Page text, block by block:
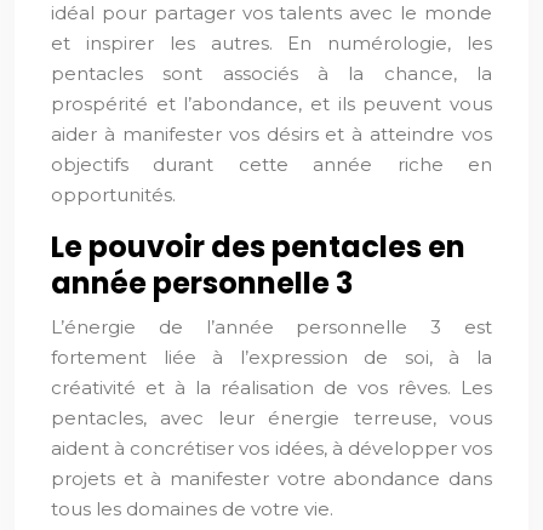
idéal pour partager vos talents avec le monde
et inspirer les autres. En numérologie, les
pentacles sont associés à la chance, la
prospérité et l’abondance, et ils peuvent vous
aider à manifester vos désirs et à atteindre vos
objectifs durant cette année riche en
opportunités.
Le pouvoir des pentacles en
année personnelle 3
L’énergie de l’année personnelle 3 est
fortement liée à l’expression de soi, à la
créativité et à la réalisation de vos rêves. Les
pentacles, avec leur énergie terreuse, vous
aident à concrétiser vos idées, à développer vos
projets et à manifester votre abondance dans
tous les domaines de votre vie.